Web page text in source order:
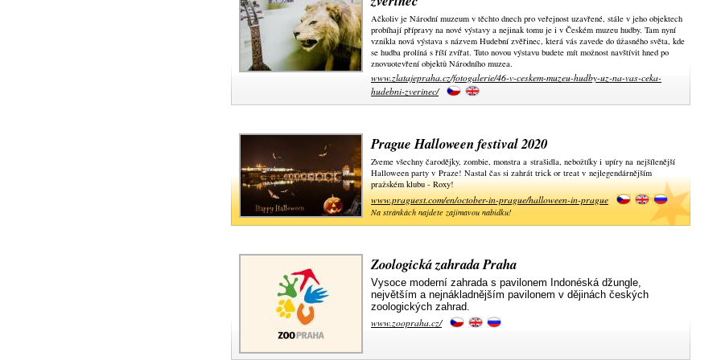
Ačkoliv je Národní muzeum v těchto dnech pro veřejnost uzavřené, stále v jeho objektech
probíhají přípravy na nové výstavy a nejinak tomu je i v Českém muzeu hudby. Tam nyní
vznikla nová výstava s názvem Hudební zvěřinec, která vás zavede do úžasného světa, kde
se hudba prolíná s říší zvířat. Tuto novou výstavu budete mít možnost navštívit hned po
znovuotevření objektů Národního muzea.
www.zlatajepraha.cz/fotogalerie/46-v-ceskem-muzeu-hudby-uz-na-vas-ceka-
hudebni-zverinec/
Prague Halloween festival 2020
Zveme všechny čarodějky, zombie, monstra a strašidla, nebožtíky i upíry na nejšílenější
Halloween party v Praze! Nastal čas si zahrát trick or treat v nejlegendárnějším
pražském klubu - Roxy!
www.praguest.com/en/october-in-prague/halloween-in-prague
Na stránkách najdete zajímavou nabídku!
Zoologická zahrada Praha
Vysoce moderní zahrada s pavilonem Indonéská džungle,
největším a nejnákladnějším pavilonem v dějinách českých
zoologických zahrad.
www.zoopraha.cz/